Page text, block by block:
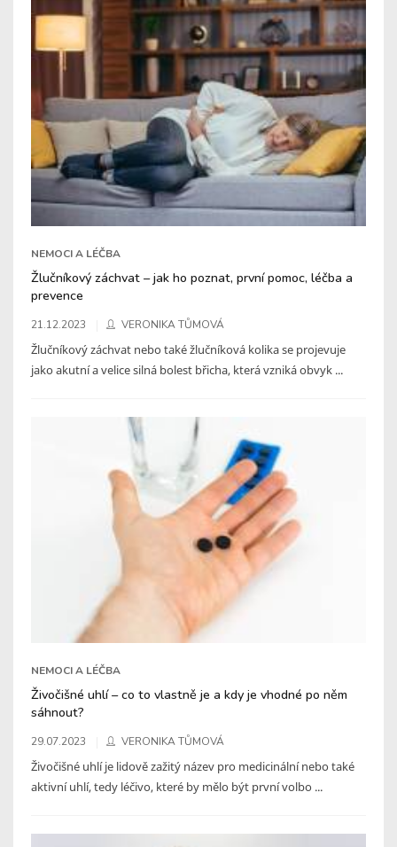
NEMOCI A LÉČBA
Žlučníkový záchvat – jak ho poznat, první pomoc, léčba a
prevence
21.12.2023 VERONIKA TŮMOVÁ
Žlučníkový záchvat nebo také žlučníková kolika se projevuje
jako akutní a velice silná bolest břicha, která vzniká obvyk ...
NEMOCI A LÉČBA
Živočišné uhlí – co to vlastně je a kdy je vhodné po něm
sáhnout?
29.07.2023 VERONIKA TŮMOVÁ
Živočišné uhlí je lidově zažitý název pro medicinální nebo také
aktivní uhlí, tedy léčivo, které by mělo být první volbo ...